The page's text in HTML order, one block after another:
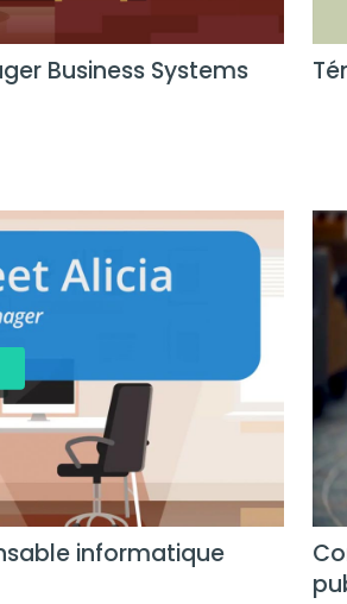
Business Systems
informatique